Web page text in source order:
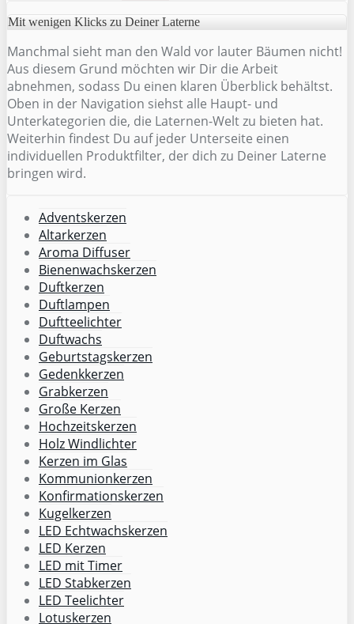
Mit wenigen Klicks zu Deiner Laterne
Manchmal sieht man den Wald vor lauter Bäumen nicht!
Aus diesem Grund möchten wir Dir die Arbeit
abnehmen, sodass Du einen klaren Überblick behältst.
Oben in der Navigation siehst alle Haupt- und
Unterkategorien die, die Laternen-Welt zu bieten hat.
Weiterhin findest Du auf jeder Unterseite einen
individuellen Produktfilter, der dich zu Deiner Laterne
bringen wird.
Adventskerzen
Altarkerzen
Aroma Diffuser
Bienenwachskerzen
Duftkerzen
Duftlampen
Duftteelichter
Duftwachs
Geburtstagskerzen
Gedenkkerzen
Grabkerzen
Große Kerzen
Hochzeitskerzen
Holz Windlichter
Kerzen im Glas
Kommunionkerzen
Konfirmationskerzen
Kugelkerzen
LED Echtwachskerzen
LED Kerzen
LED mit Timer
LED Stabkerzen
LED Teelichter
Lotuskerzen